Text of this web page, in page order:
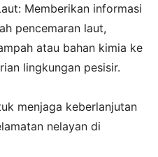
Memberikan informasi
pencemaran laut,
atau bahan kimia ke
lingkungan pesisir.
menjaga keberlanjutan
nelayan di